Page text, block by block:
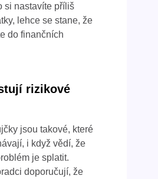
si nastavíte příliš
lehce se stane, že
do finančních
rizikové
jsou takové, které
i když vědí, že
je splatit.
doporučují, že